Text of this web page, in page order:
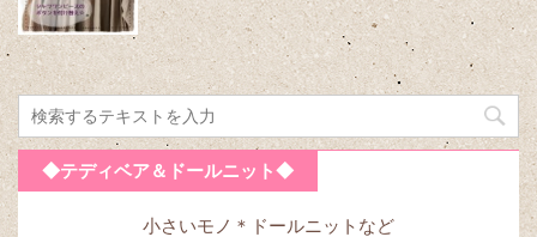
◆テディベア＆ドールニット◆
小さいモノ＊ドールニットなど